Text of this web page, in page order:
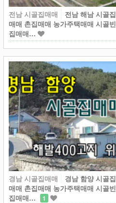
전남 시골집매매
전남 해남 시골집
매매 촌집매매 농가주택매매 시골빈
집매매…
경남 시골집매매
경남 함양 시골집
매매 촌집매매 농가주택매매 시골빈
집매매…
1